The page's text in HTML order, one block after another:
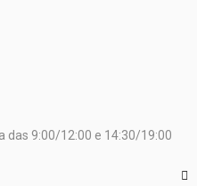
das 9:00/12:00 e 14:30/19:00